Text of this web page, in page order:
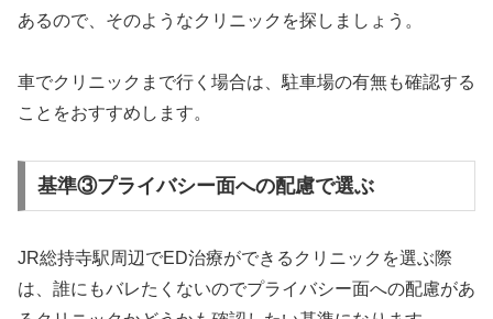
あるので、そのようなクリニックを探しましょう。
車でクリニックまで行く場合は、駐車場の有無も確認する
ことをおすすめします。
基準③プライバシー面への配慮で選ぶ
JR総持寺駅周辺でED治療ができるクリニックを選ぶ際
は、誰にもバレたくないのでプライバシー面への配慮があ